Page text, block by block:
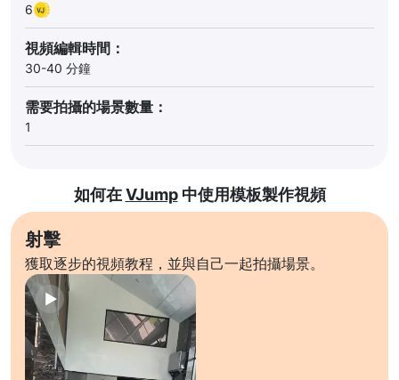
6
視頻編輯時間：
30-40 分鐘
需要拍攝的場景數量：
1
如何在VJump中使用模板製作視頻
射擊
獲取逐步的視頻教程，並與自己一起拍攝場景。